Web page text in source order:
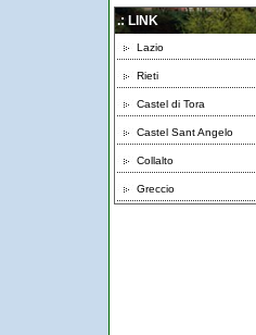
.: LINK
Lazio
Rieti
Castel di Tora
Castel Sant Angelo
Collalto
Greccio